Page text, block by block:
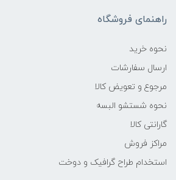
راهنمای فروشگاه
نحوه خرید
ارسال سفارشات
مرجوع و تعویض کالا
نحوه شستشو البسه
گارانتی کالا
مراکز فروش
استخدام طراح گرافیک و دوخت